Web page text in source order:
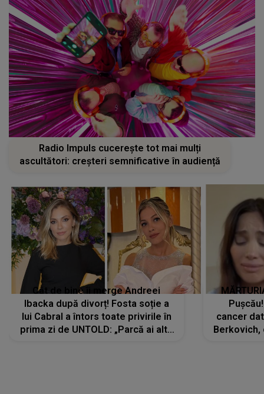
Radio Impuls cucerește tot mai mulți
ascultători: creșteri semnificative în audiență
Cât de bine îi merge Andreei
Ibacka după divorț! Fosta soție a
lui Cabral a întors toate privirile în
prima zi de UNTOLD: „Parcă ai altă
cancer
Berkovich,